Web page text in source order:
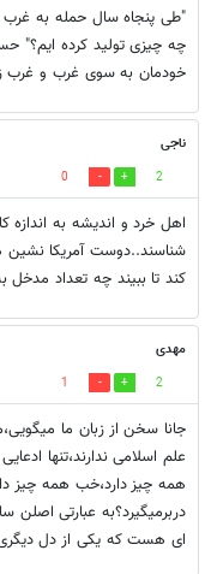
"طی پنجاه سال حمله به غرب
چه چیزی تولید کرده ایم؟"
خودمان به سوی غرب و غرب
ناجی
2
0
اهل خرد و اندیشه به اندازه
شناسند..دوست آمریکا نشین
کند تا ببیند چه تعداد مدخل
مهدی
2
1
جانا سخن از زبان ما
علم اسلامی ندارند،تنها
همه چیز دارد،خب همه چیز
دربرمیگیرد؟به عبارتی اصلن
ای هست که یکی از دل دیگری